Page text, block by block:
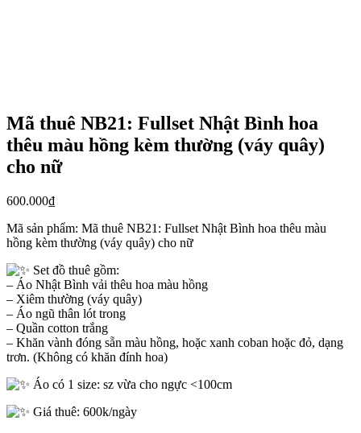
Mã thuê NB21: Fullset Nhật Bình hoa
thêu màu hồng kèm thường (váy quây)
cho nữ
600.000₫
Mã sản phẩm: Mã thuê NB21: Fullset Nhật Bình hoa thêu màu
hồng kèm thường (váy quây) cho nữ
Set đồ thuê gồm:
– Áo Nhật Bình vải thêu hoa màu hồng
– Xiêm thường (váy quây)
– Áo ngũ thân lót trong
– Quần cotton trắng
– Khăn vành đóng sẵn màu hồng, hoặc xanh coban hoặc đỏ, dạng
trơn. (Không có khăn đính hoa)
Áo có 1 size: sz vừa cho ngực <100cm
Giá thuê: 600k/ngày